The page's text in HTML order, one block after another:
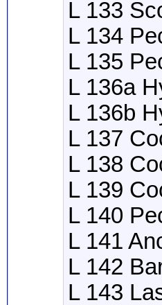
L 133
L 134
L 135
L 136a
L 136b
L 137
L 138
L 139
L 140
L 141
L 142
L 143